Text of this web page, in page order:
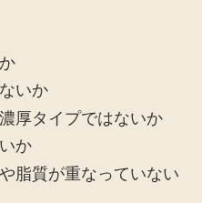
いか
厚タイプではないか
か
脂質が重なっていない